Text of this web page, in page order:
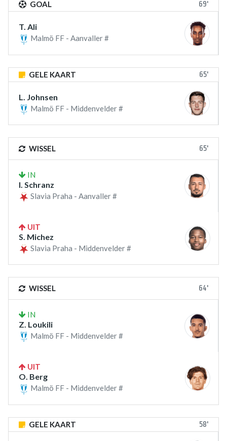
GOAL 69'
T. Ali
Malmö FF - Aanvaller #
GELE KAART 65'
L. Johnsen
Malmö FF - Middenvelder #
WISSEL 65'
IN
I. Schranz
Slavia Praha - Aanvaller #
UIT
S. Michez
Slavia Praha - Middenvelder #
WISSEL 64'
IN
Z. Loukili
Malmö FF - Middenvelder #
UIT
O. Berg
Malmö FF - Middenvelder #
GELE KAART 58'